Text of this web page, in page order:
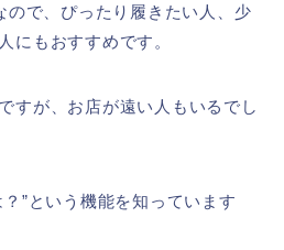
ので、ぴったり履きたい人、少
にもおすすめです。
すが、お店が遠い人もいるでし
”という機能を知っています